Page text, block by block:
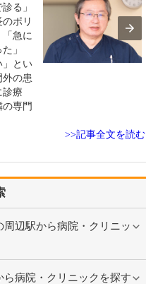
周辺駅から病院・クリニッ
ら病院・クリニックを探す
る」
ポリ
「急に
」
」とい
外の患
診療
の専門
>>記事全文を読む